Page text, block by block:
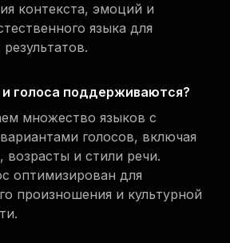
контекста, эмоций и
языка для
и голоса поддерживаются?
множество языков с
голосов, включая
возрасты и стили речи.
оптимизирован для
произношения и культурной